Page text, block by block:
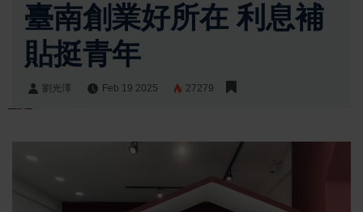
臺南創業好所在 利息補
貼挺青年
劉光澤 Feb 19 2025 27279